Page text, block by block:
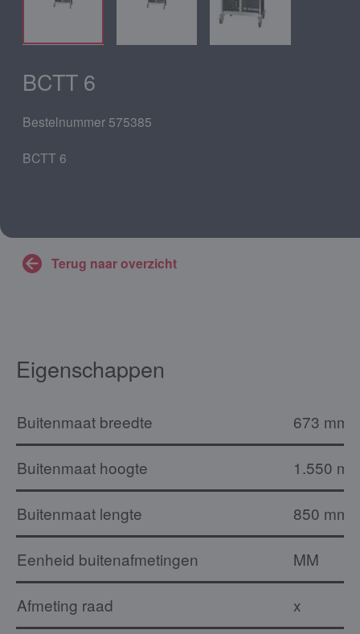
BCTT 6
Bestelnummer 575385
BCTT 6
Terug naar overzicht
Eigenschappen
Buitenmaat breedte 673 mm
Buitenmaat hoogte 1.550
Buitenmaat lengte 850 mm
Eenheid buitenafmetingen MM
Afmeting raad x